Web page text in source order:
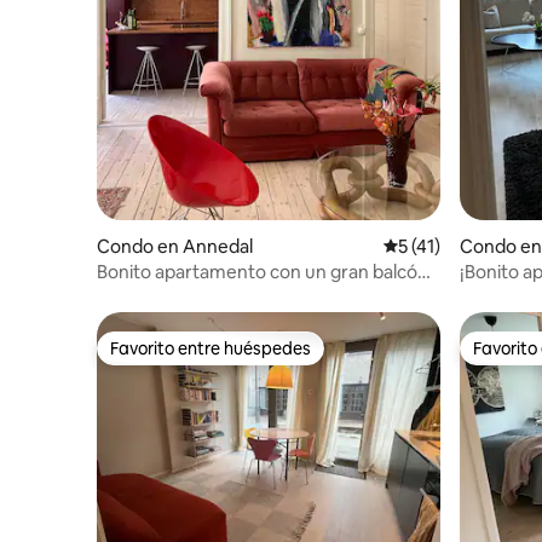
Condo en Annedal Calificación
5 (41)
Bonito apartamento con un gran balcón
Condo
¡Bonito
Favorito entre huéspedes
Favorito entre huéspedes